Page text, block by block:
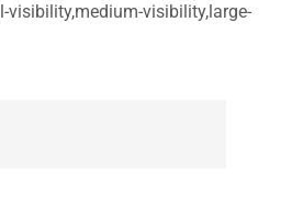
visibility,medium-visibility,large-